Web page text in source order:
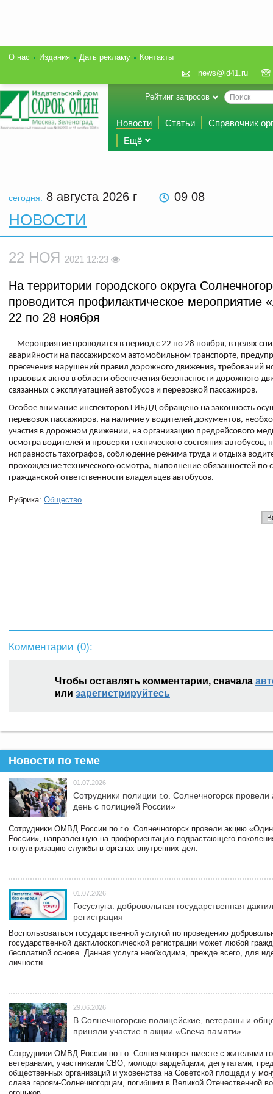
О нас Издания Дать рекламу
Контакты
news@id41.ru
Рейтинг запросов
Новости Статьи
Справочник
Ещё
сегодня: 8 августа 2026 г 09 08
НОВОСТИ
22 НОЯ 2021 12:23
На территории городского округа
проводится профилактическое мероприятие
22 по 28 ноября
Мероприятие проводится в период с 22 по 28 ноября, в целях
аварийности на пассажирском автомобильном транспорте,
пресечения нарушений правил дорожного движения, требований
правовых актов в области обеспечения безопасности дорожного
связанных с эксплуатацией автобусов и перевозкой пассажиров.
Особое внимание инспекторов ГИБДД обращено на законность
перевозок пассажиров, на наличие у водителей документов,
участия в дорожном движении, на организацию предрейсового
осмотра водителей и проверки технического состояния автобусов,
исправность тахографов, соблюдение режима труда и отдыха
прохождение технического осмотра, выполнение обязанностей по
гражданской ответственности владельцев автобусов.
Рубрика: Общество
Комментарии (0):
Чтобы оставлять комментарии, сначала
или зарегистрируйтесь
Новости по теме
01.07.2026
Сотрудники полиции г.о. Солнечногорск
день с полицией России»
Сотрудники ОМВД России по г.о. Солнечногорск провели акцию
России», направленную на профориентацию подрастающего
популяризацию службы в органах внутренних дел.
01.07.2026
Госуслуга: добровольная государственная
регистрация
Воспользоваться государственной услугой по проведению
государственной дактилоскопической регистрации может любой
бесплатной основе. Данная услуга необходима, прежде всего, для
личности.
29.06.2026
В Солнечногорске полицейские, ветераны и
приняли участие в акции «Свеча памяти»
Сотрудники ОМВД России по г.о. Солненчогорск вместе с жителями
ветеранами, участниками СВО, молодогвардейцами, депутатами,
общественных организаций и уховенства на Советской площади у
слава героям-Солнечногорцам, погибшим в Великой Отечественной